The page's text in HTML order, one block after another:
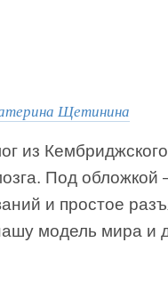
Щетинина
из
Под обложкой
и простое
модель мира и